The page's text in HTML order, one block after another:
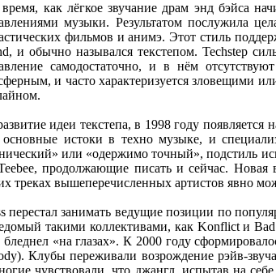
как лёгкое звучание драм энд бэйса
музыки. Результатом послужила
фильмов и анимэ. Этот стиль
и обычно назывался текстепом. Techstep
самодостаточно, и в нём
и часто характеризуется зловещими
идеи текстепа, в 1998 году
основные истоки в техно музыке, и
или «одержимо точный», подстиль
продолжающие писать и сейчас.
треках вышеперечисленных артистов явно
перестал занимать ведущие позиции по
такими коллективами, как Konflict и
«на глазах». К 2000 году
Клубы переживали возрождение рэйв-